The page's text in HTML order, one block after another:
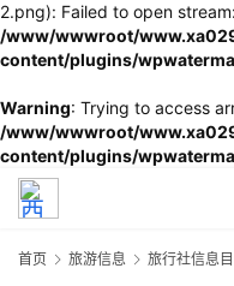
2.png): Failed to open
/www/wwwroot/
content/plugins/
Warning: Trying to access
/www/wwwroot/
content/plugins/
首页 旅游信息 旅行社信息